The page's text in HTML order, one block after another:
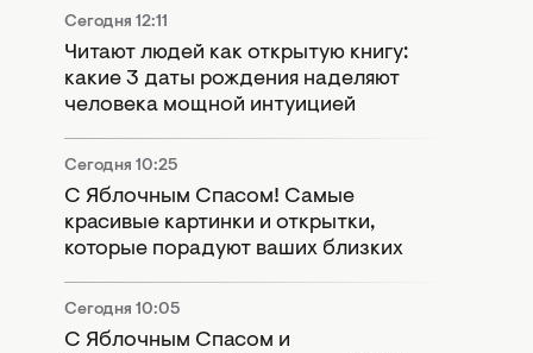
Сегодня 12:11
Читают людей как открытую книгу:
какие 3 даты рождения наделяют
человека мощной интуицией
Сегодня 10:25
С Яблочным Спасом! Самые
красивые картинки и открытки,
которые порадуют ваших близких
Сегодня 10:05
С Яблочным Спасом и